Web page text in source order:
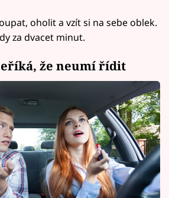
oholit a vzít si na sebe oblek.
za dvacet minut.
že neumí řídit